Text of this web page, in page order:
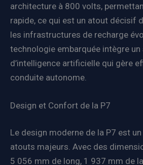
architecture à 800 volts,
rapide, ce qui est un atout décisif
les infrastructures de recharge
technologie embarquée intègre
d’intelligence artificielle qui gère
conduite autonome.
Design et Confort de la P7
Le design moderne de la P7 est
atouts majeurs. Avec des
5 056 mm de long, 1 937 mm de